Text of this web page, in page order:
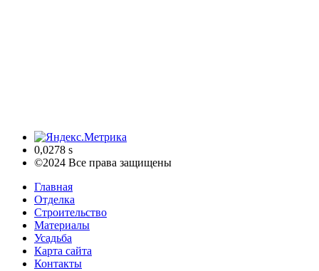
0,0278 s
©2024 Все права защищены
Главная
Отделка
Строительство
Материалы
Усадьба
Карта сайта
Контакты